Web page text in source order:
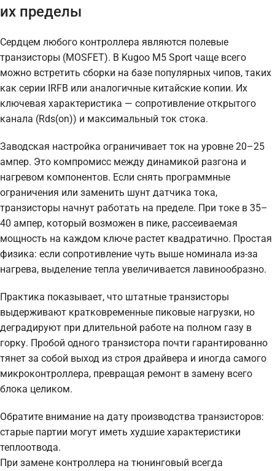
их пределы
Сердцем любого контроллера являются полевые
транзисторы (MOSFET). В Kugoo M5 Sport чаще всего
можно встретить сборки на базе популярных чипов, таких
как серии IRFB или аналогичные китайские копии. Их
ключевая характеристика — сопротивление открытого
канала (Rds(on)) и максимальный ток стока.
Заводская настройка ограничивает ток на уровне 20–25
ампер. Это компромисс между динамикой разгона и
нагревом компонентов. Если снять программные
ограничения или заменить шунт датчика тока,
транзисторы начнут работать на пределе. При токе в 35–
40 ампер, который возможен в пике, рассеиваемая
мощность на каждом ключе растет квадратично. Простая
физика: если сопротивление чуть выше номинала из-за
нагрева, выделение тепла увеличивается лавинообразно.
Практика показывает, что штатные транзисторы
выдерживают кратковременные пиковые нагрузки, но
деградируют при длительной работе на полном газу в
горку. Пробой одного транзистора почти гарантированно
тянет за собой выход из строя драйвера и иногда самого
микроконтроллера, превращая ремонт в замену всего
блока целиком.
Обратите внимание на дату производства транзисторов:
старые партии могут иметь худшие характеристики
теплоотвода.
При замене контроллера на тюнинговый всегда